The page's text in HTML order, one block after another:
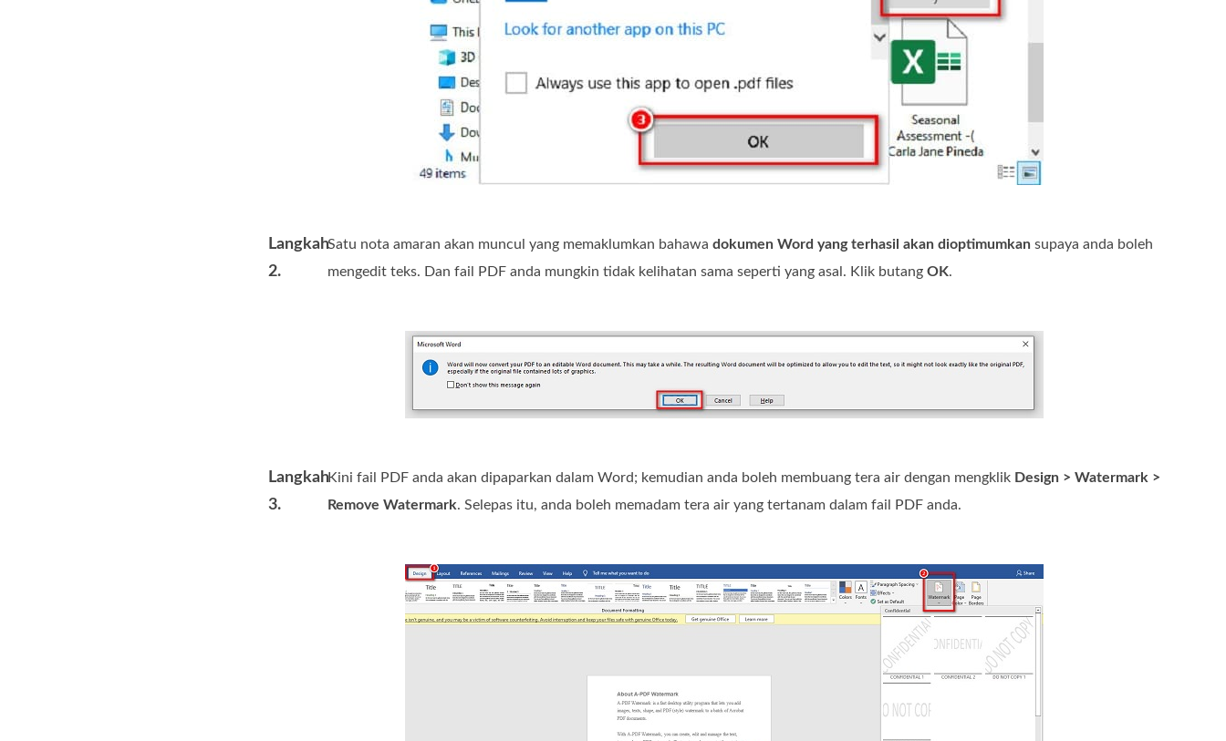
Langkah
2.
Satu nota amaran akan muncul yang memaklumkan bahawa dokumen Word yang terhasil akan dioptimumkan supaya anda boleh
mengedit teks. Dan fail PDF anda mungkin tidak kelihatan sama seperti yang asal. Klik butang OK.
Langkah
3.
Kini fail PDF anda akan dipaparkan dalam Word; kemudian anda boleh membuang tera air dengan mengklik Design > Watermark >
Remove Watermark. Selepas itu, anda boleh memadam tera air yang tertanam dalam fail PDF anda.